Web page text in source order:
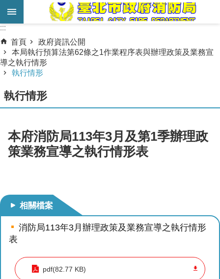
跳到主要內容區塊
進
階
搜
尋
業
務
機
宣
導
教
下
:::
:::
首頁
政府資訊公開
本局執行預算法第62條之1作業程序表與辦理政策及業務宣
導之執行情形
執行情形
執行情形
本府消防局113年3月及第1季辦理政
策業務宣導之執行情形表
相關檔案
消防局113年3月辦理政策及業務宣導之執行情形
表
pdf(82.77 KB)